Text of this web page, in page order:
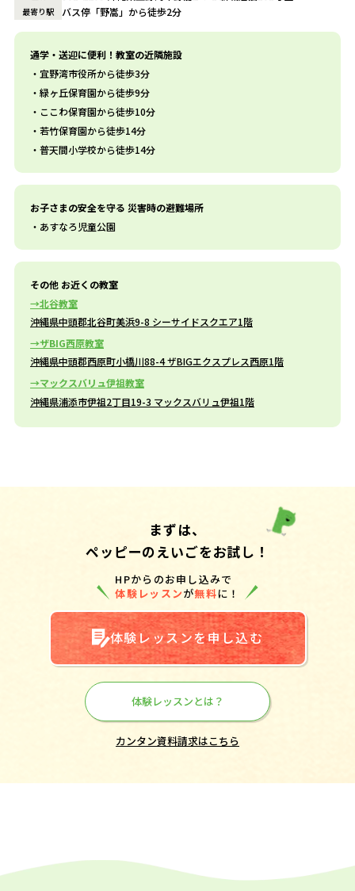
最寄り駅 バス停「野嵩」から徒歩2分
通学・送迎に便利！教室の近隣施設
宜野湾市役所から徒歩3分
緑ヶ丘保育園から徒歩9分
ここわ保育園から徒歩10分
若竹保育園から徒歩14分
普天間小学校から徒歩14分
お子さまの安全を守る 災害時の避難場所
あすなろ児童公園
その他 お近くの教室
北谷教室
沖縄県中頭郡北谷町美浜9-8 シーサイドスクエア1階
ザBIG西原教室
沖縄県中頭郡西原町小橋川88-4 ザBIGエクスプレス西原1階
マックスバリュ伊祖教室
沖縄県浦添市伊祖2丁目19-3 マックスバリュ伊祖1階
まずは、
ペッピーのえいごをお試し！
HPからのお申し込みで
体験レッスンが無料に！
体験レッスンを申し込む
体験レッスンとは？
カンタン資料請求はこちら